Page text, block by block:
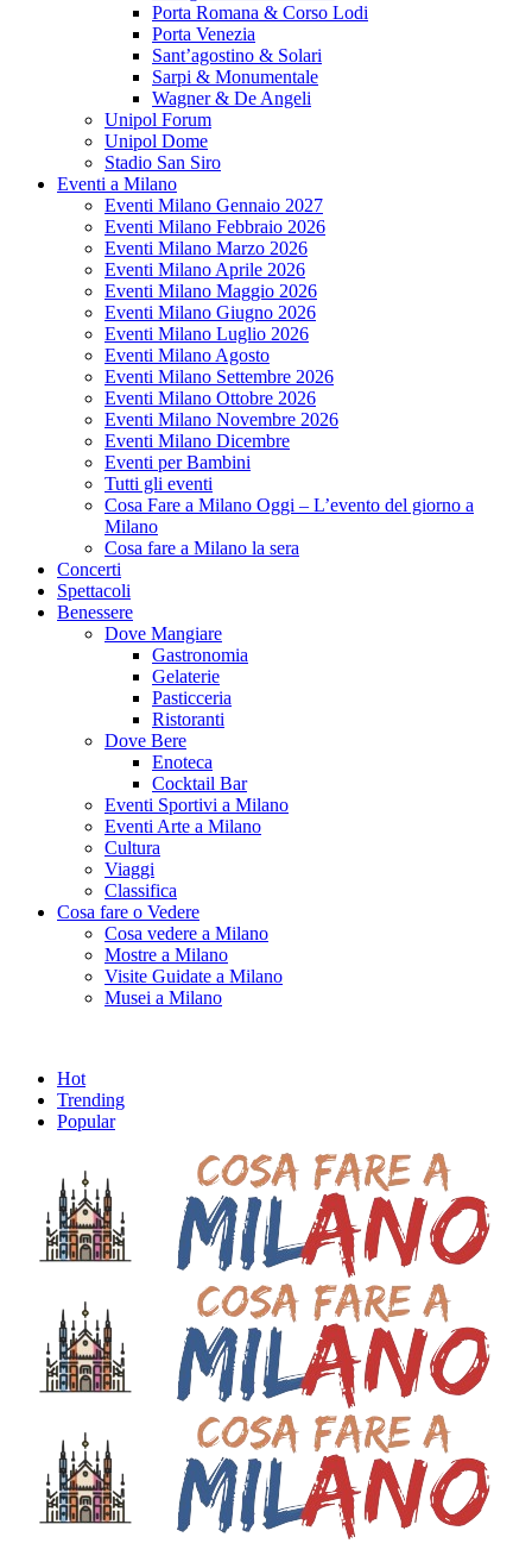
Porta Romana & Corso Lodi
Porta Venezia
Sant’agostino & Solari
Sarpi & Monumentale
Wagner & De Angeli
Unipol Forum
Unipol Dome
Stadio San Siro
Eventi a Milano
Eventi Milano Gennaio 2027
Eventi Milano Febbraio 2026
Eventi Milano Marzo 2026
Eventi Milano Aprile 2026
Eventi Milano Maggio 2026
Eventi Milano Giugno 2026
Eventi Milano Luglio 2026
Eventi Milano Agosto
Eventi Milano Settembre 2026
Eventi Milano Ottobre 2026
Eventi Milano Novembre 2026
Eventi Milano Dicembre
Eventi per Bambini
Tutti gli eventi
Cosa Fare a Milano Oggi – L’evento del giorno a
Milano
Cosa fare a Milano la sera
Concerti
Spettacoli
Benessere
Dove Mangiare
Gastronomia
Gelaterie
Pasticceria
Ristoranti
Dove Bere
Enoteca
Cocktail Bar
Eventi Sportivi a Milano
Eventi Arte a Milano
Cultura
Viaggi
Classifica
Cosa fare o Vedere
Cosa vedere a Milano
Mostre a Milano
Visite Guidate a Milano
Musei a Milano
Hot
Trending
Popular